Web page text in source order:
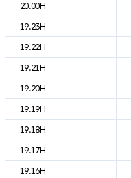
20.00H
19.23H
19.22H
19.21H
19.20H
19.19H
19.18H
19.17H
19.16H